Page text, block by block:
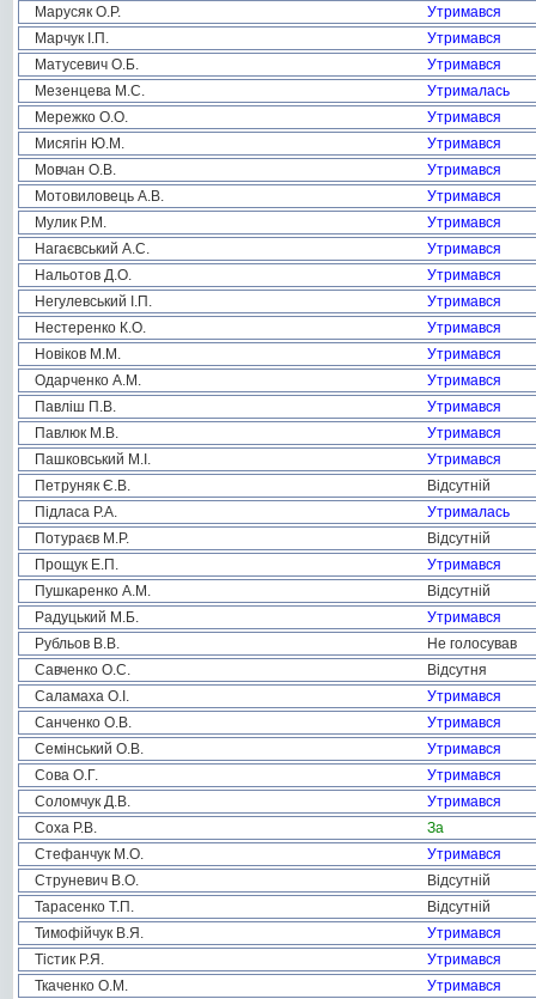
Марусяк О.Р.
Утримався
Марчук І.П.
Утримався
Матусевич О.Б.
Утримався
Мезенцева М.С.
Утрималась
Мережко О.О.
Утримався
Мисягін Ю.М.
Утримався
Мовчан О.В.
Утримався
Мотовиловець А.В.
Утримався
Мулик Р.М.
Утримався
Нагаєвський А.С.
Утримався
Нальотов Д.О.
Утримався
Негулевський І.П.
Утримався
Нестеренко К.О.
Утримався
Новіков М.М.
Утримався
Одарченко А.М.
Утримався
Павліш П.В.
Утримався
Павлюк М.В.
Утримався
Пашковський М.І.
Утримався
Петруняк Є.В.
Відсутній
Підласа Р.А.
Утрималась
Потураєв М.Р.
Відсутній
Прощук Е.П.
Утримався
Пушкаренко А.М.
Відсутній
Радуцький М.Б.
Утримався
Рубльов В.В.
Не голосував
Савченко О.С.
Відсутня
Саламаха О.І.
Утримався
Санченко О.В.
Утримався
Семінський О.В.
Утримався
Сова О.Г.
Утримався
Соломчук Д.В.
Утримався
Соха Р.В.
За
Стефанчук М.О.
Утримався
Струневич В.О.
Відсутній
Тарасенко Т.П.
Відсутній
Тимофійчук В.Я.
Утримався
Тістик Р.Я.
Утримався
Ткаченко О.М.
Утримався